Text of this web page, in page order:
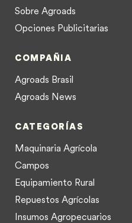
Sobre Agroads
Opciones Publicitarias
COMPAÑIA
Agroads Brasil
Agroads News
CATEGORÍAS
Maquinaria Agrícola
Campos
Equipamiento Rural
Repuestos Agrícolas
Insumos Agropecuarios